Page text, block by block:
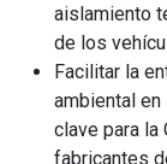
aislamiento
de los
Facilitar la
ambiental
clave para la
fabricantes